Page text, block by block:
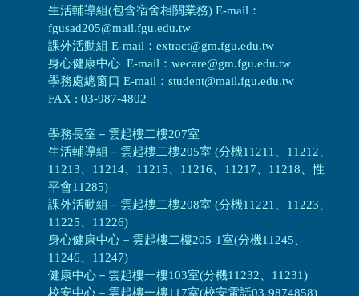
生活輔導組(包含宿舍相關業務) E-mail：
fgusad205@mail.fgu.edu.tw
課外活動組 E-mail：extract@gm.fgu.edu.tw
身心健康中心 E-mail：wecare@gm.fgu.edu.tw
學務處總窗口 E-mail：student@mail.fgu.edu.tw
FAX : 03-987-4802
學務長室－雲起樓二樓207室
生活輔導組 － 雲起樓二樓205室 (分機11211、11212、
11213、11214、11215、11216、11217、11218、性
平會11285)
課外活動組 － 雲起樓二樓208室 (分機11221、11223、
11225、11226)
身心健康中心 － 雲起樓二樓205-1室(分機11245、
11246、11247)
健康中心－ 雲起樓一樓103室(分機11232、11231)
校安中心－ 雲起樓一樓117室(校安電話03-9874858)